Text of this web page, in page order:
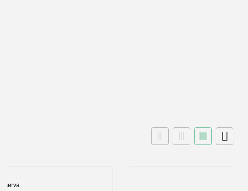
Reserva